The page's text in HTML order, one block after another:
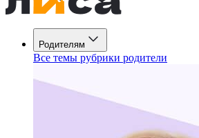
Родителям
Все темы рубрики родители